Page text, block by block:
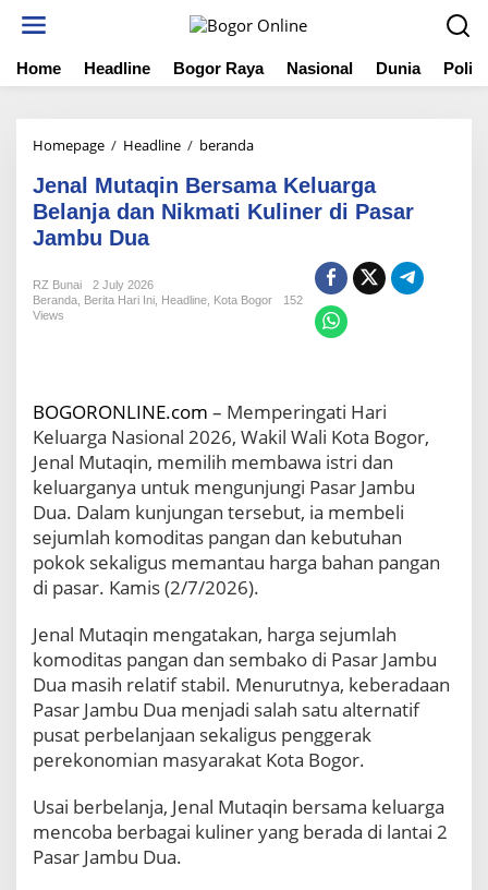
t
Home Headline Bogor Raya Nasional Dunia
Homepage / Headline / beranda
n
a
a
e
r
s
m
a
K
e
u
r
g
a
B
l
a
j
a
d
Jenal Mutaqin Bersama Keluarga
Belanja dan Nikmati Kuliner di Pasar
Jambu Dua
RZ Bunai
2 July 2026
Beranda Berita Hari Ini Headline Kota Bogor
152
Views
BOGORONLINE.com – Memperingati Hari
Keluarga Nasional 2026, Wakil Wali Kota Bogor,
Jenal Mutaqin, memilih membawa istri dan
keluarganya untuk mengunjungi Pasar Jambu
Dua. Dalam kunjungan tersebut, ia membeli
sejumlah komoditas pangan dan kebutuhan
pokok sekaligus memantau harga bahan pangan
di pasar. Kamis (2/7/2026).
Jenal Mutaqin mengatakan, harga sejumlah
komoditas pangan dan sembako di Pasar Jambu
Dua masih relatif stabil. Menurutnya, keberadaan
Pasar Jambu Dua menjadi salah satu alternatif
pusat perbelanjaan sekaligus penggerak
perekonomian masyarakat Kota Bogor.
Usai berbelanja, Jenal Mutaqin bersama keluarga
mencoba berbagai kuliner yang berada di lantai 2
Pasar Jambu Dua.